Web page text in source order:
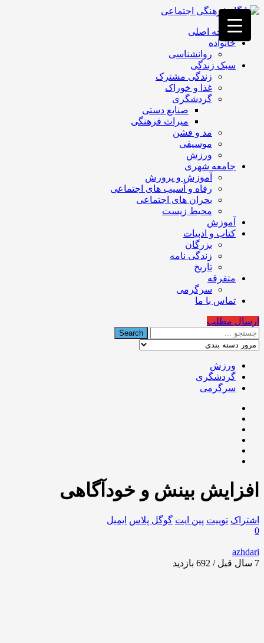
فصد
خون
غرب
تهران
خشکشویی
تصفیه
تهران
صفحه اصلی
خانواده
روانشناسی
سبک زندگی
زندگی مشترک
غذا و خوراک
گردشگری
صنایع دستی
میراث فرهنگی
مد و فشن
موسیقی
ورزش
جامعه شهری
آموزش و پرورش
رفاه و آسیب های اجتماعی
بحران های اجتماعی
محیط زیست
آموزش
کتاب و ادبیات
بزرگان
زندگی نامه
تاریخ
متفرقه
سرگرمی
تماس با ما
ارسال مطلب
ورزش
گردشگری
سرگرمی
افزایش بینش و خودآگاهی
اشتراک توییت پین ایت گوگل‌ پلاس ایمیل
0
azhdari
7 سال قبل / 692
بازدید